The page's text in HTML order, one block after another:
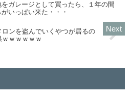
ガレージとして買ったら、１年の間
いっぱい来た・・・
ンを盗んでいくやつが居るの
ｗｗｗｗｗ